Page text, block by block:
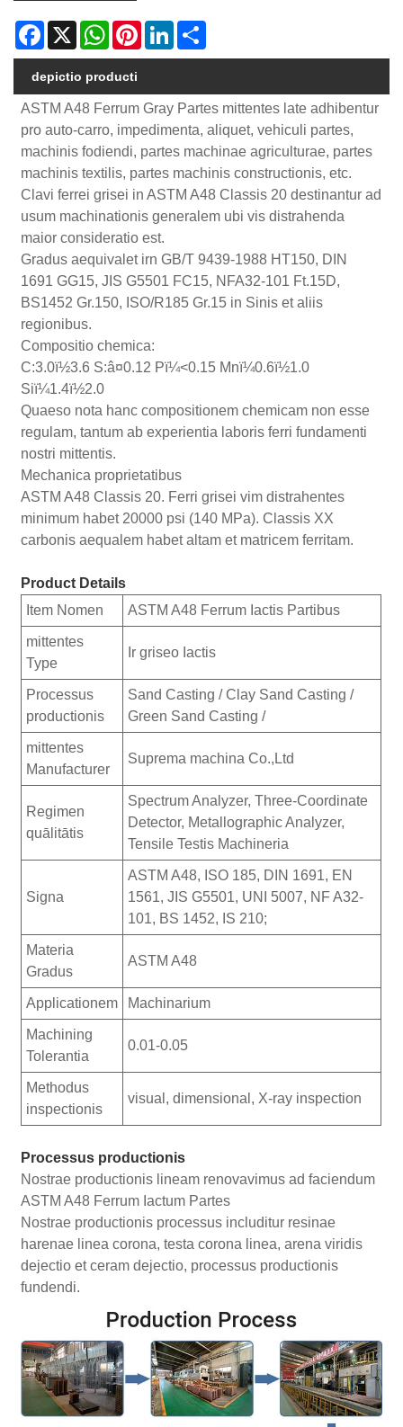
Facebook
X WhatsAppPinterestLinkedIn
depictio producti
ASTM A48 Ferrum Gray Partes mittentes late adhibentur
pro auto-carro, impedimenta, aliquet, vehiculi partes,
machinis fodiendi, partes machinae agriculturae, partes
machinis textilis, partes machinis constructionis, etc.
Clavi ferrei grisei in ASTM A48 Classis 20 destinantur ad
usum machinationis generalem ubi vis distrahenda
maior consideratio est.
Gradus aequivalet irn GB/T 9439-1988 HT150, DIN
1691 GG15, JIS G5501 FC15, NFA32-101 Ft.15D,
BS1452 Gr.150, ISO/R185 Gr.15 in Sinis et aliis
regionibus.
Compositio chemica:
C:3.0ï½3.6 S:â¤0.12 Pï¼<0.15 Mnï¼0.6ï½1.0
Siï¼1.4ï½2.0
Quaeso nota hanc compositionem chemicam non esse
regulam, tantum ab experientia laboris ferri fundamenti
nostri mittentis.
Mechanica proprietatibus
ASTM A48 Classis 20. Ferri grisei vim distrahentes
minimum habet 20000 psi (140 MPa). Classis XX
carbonis aequalem habet altam et matricem ferritam.
Product Details
Item Nomen
ASTM A48 Ferrum Iactis Partibus
mittentes
Type
Ir griseo Iactis
Processus
productionis
Sand Casting / Clay Sand Casting /
Green Sand Casting /
mittentes
Manufacturer
Suprema machina Co.,Ltd
Regimen
quālitātis
Spectrum Analyzer, Three-Coordinate
Detector, Metallographic Analyzer,
Tensile Testis Machineria
Signa
ASTM A48, ISO 185, DIN 1691, EN
1561, JIS G5501, UNI 5007, NF A32-
101, BS 1452, IS 210;
Materia
Gradus
ASTM A48
Applicationem Machinarium
Machining
Tolerantia
0.01-0.05
Methodus
inspectionis
visual, dimensional, X-ray inspection
Processus productionis
Nostrae productionis lineam renovavimus ad faciendum
ASTM A48 Ferrum Iactum Partes
Nostrae productionis processus includitur resinae
harenae linea corona, testa corona linea, arena viridis
dejectio et ceram dejectio, processus productionis
fundendi.